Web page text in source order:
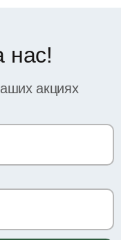
нас!
акциях